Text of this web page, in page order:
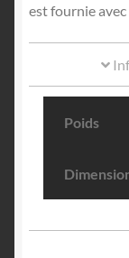
est fournie
Poids